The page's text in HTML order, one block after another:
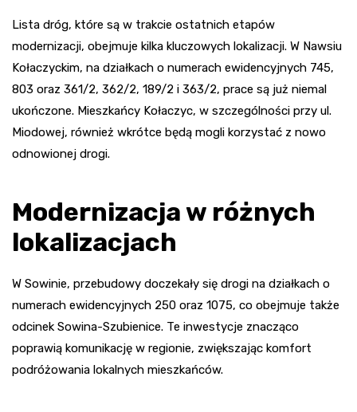
Lista dróg, które są w trakcie ostatnich etapów
modernizacji, obejmuje kilka kluczowych lokalizacji. W Nawsiu
Kołaczyckim, na działkach o numerach ewidencyjnych 745,
803 oraz 361/2, 362/2, 189/2 i 363/2, prace są już niemal
ukończone. Mieszkańcy Kołaczyc, w szczególności przy ul.
Miodowej, również wkrótce będą mogli korzystać z nowo
odnowionej drogi.
Modernizacja w różnych
lokalizacjach
W Sowinie, przebudowy doczekały się drogi na działkach o
numerach ewidencyjnych 250 oraz 1075, co obejmuje także
odcinek Sowina-Szubienice. Te inwestycje znacząco
poprawią komunikację w regionie, zwiększając komfort
podróżowania lokalnych mieszkańców.